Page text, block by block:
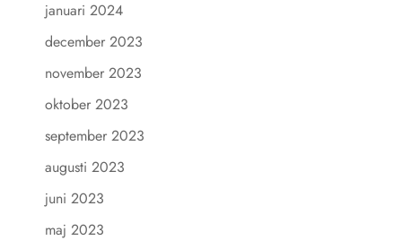
januari 2024
december 2023
november 2023
oktober 2023
september 2023
augusti 2023
juni 2023
maj 2023